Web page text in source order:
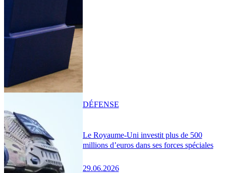
Le Royaume-Uni investit plus de 500
millions d’euros dans ses forces spéciales
29.06.2026
DÉFENSE